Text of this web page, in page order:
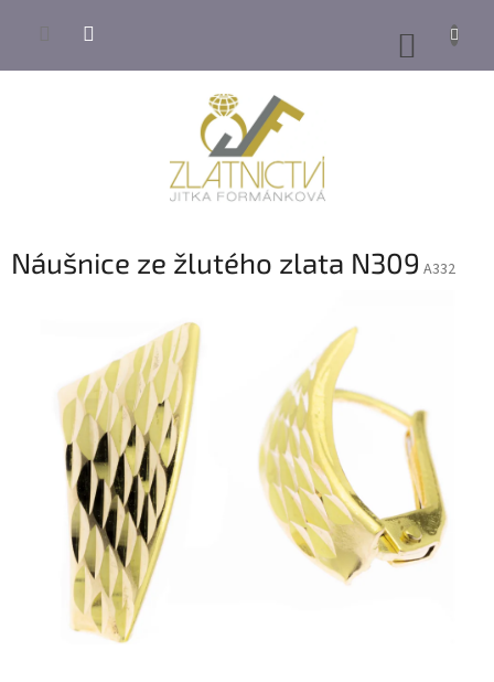
KOŠÍK
Náušnice ze žlutého zlata N309 A332